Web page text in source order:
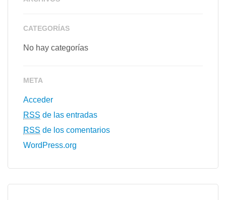
CATEGORÍAS
No hay categorías
META
Acceder
RSS de las entradas
RSS de los comentarios
WordPress.org